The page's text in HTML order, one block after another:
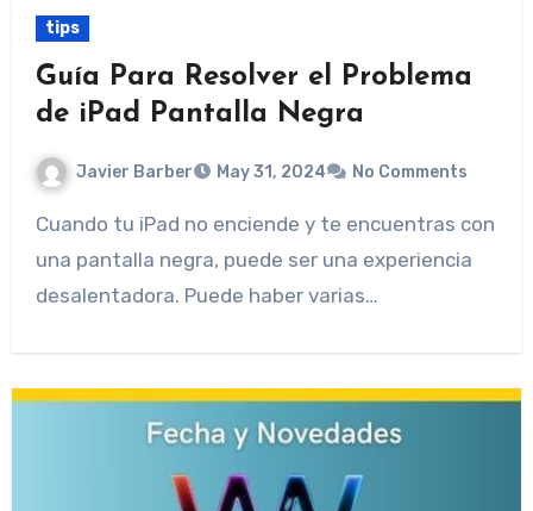
tips
Guía Para Resolver el Problema
de iPad Pantalla Negra
Javier Barber May 31, 2024 No Comments
Cuando tu iPad no enciende y te encuentras con
una pantalla negra, puede ser una experiencia
desalentadora. Puede haber varias…